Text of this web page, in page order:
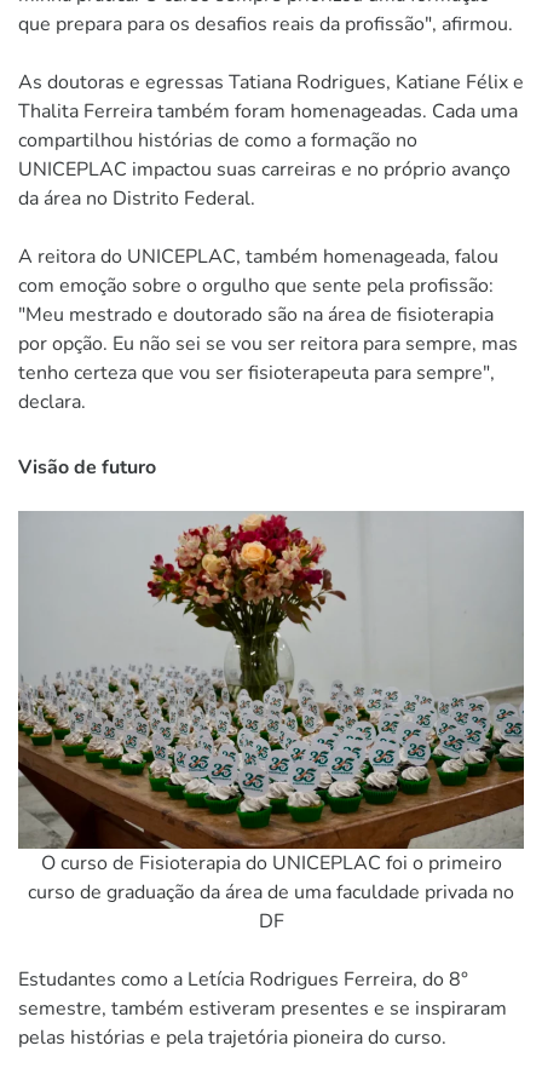
que prepara para os desafios reais da profissão", afirmou.
As doutoras e egressas Tatiana Rodrigues, Katiane Félix e
Thalita Ferreira também foram homenageadas. Cada uma
compartilhou histórias de como a formação no
UNICEPLAC impactou suas carreiras e no próprio avanço
da área no Distrito Federal.
A reitora do UNICEPLAC, também homenageada, falou
com emoção sobre o orgulho que sente pela profissão:
"Meu mestrado e doutorado são na área de fisioterapia
por opção. Eu não sei se vou ser reitora para sempre, mas
tenho certeza que vou ser fisioterapeuta para sempre",
declara.
Visão de futuro
O curso de Fisioterapia do UNICEPLAC foi o primeiro
curso de graduação da área de uma faculdade privada no
DF
Estudantes como a Letícia Rodrigues Ferreira, do 8°
semestre, também estiveram presentes e se inspiraram
pelas histórias e pela trajetória pioneira do curso.